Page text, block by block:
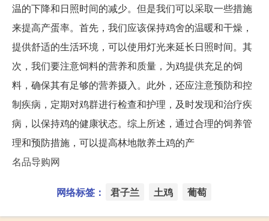
温的下降和日照时间的减少。但是我们可以采取一些措施
来提高产蛋率。首先，我们应该保持鸡舍的温暖和干燥，
提供舒适的生活环境，可以使用灯光来延长日照时间。其
次，我们要注意饲料的营养和质量，为鸡提供充足的饲
料，确保其有足够的营养摄入。此外，还应注意预防和控
制疾病，定期对鸡群进行检查和护理，及时发现和治疗疾
病，以保持鸡的健康状态。综上所述，通过合理的饲养管
理和预防措施，可以提高林地散养土鸡的产
名品导购网
网络标签： 君子兰 土鸡 葡萄